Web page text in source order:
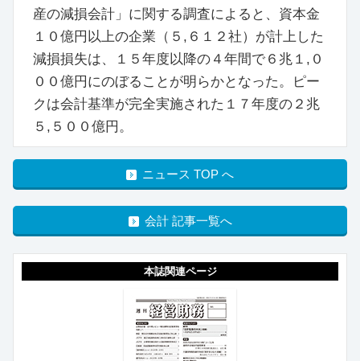
産の減損会計」に関する調査によると、資本金
１０億円以上の企業（５,６１２社）が計上した
減損損失は、１５年度以降の４年間で６兆１,０
００億円にのぼることが明らかとなった。ピー
クは会計基準が完全実施された１７年度の２兆
５,５００億円。
ニュース TOP へ
会計 記事一覧へ
本誌関連ページ